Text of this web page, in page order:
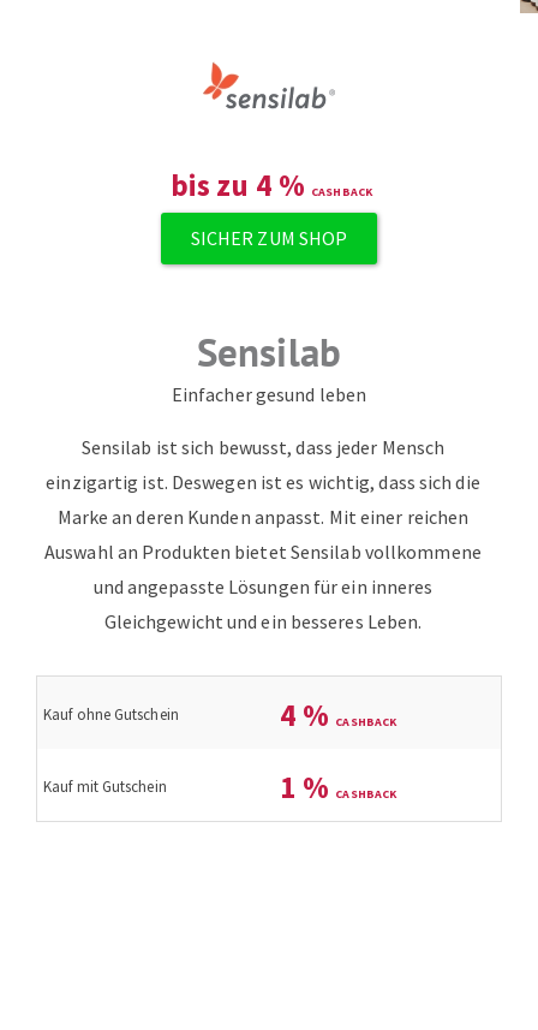
bis zu 4 %
SICHER ZUM SHOP
Sensilab
Einfacher gesund leben
Sensilab ist sich bewusst, dass jeder Mensch
einzigartig ist. Deswegen ist es wichtig, dass sich die
Marke an deren Kunden anpasst. Mit einer reichen
Auswahl an Produkten bietet Sensilab vollkommene
und angepasste Lösungen für ein inneres
Gleichgewicht und ein besseres Leben.
Kauf ohne Gutschein 4 %
Kauf mit Gutschein 1 %